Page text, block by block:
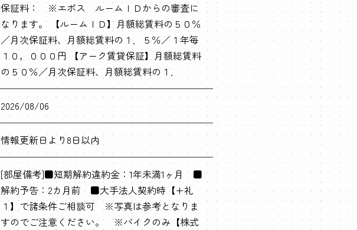
保証料： ※エポス ルームＩＤからの審査に
なります。 【ルームＩＤ】月額総賃料の５０％
／月次保証料、月額総賃料の１．５％／１年毎
１０，０００円 【アーク賃貸保証】月額総賃料
の５０％／月次保証料、月額総賃料の１．
2026/08/06
情報更新日より8日以内
[部屋備考]■短期解約違約金：1年未満1ヶ月 ■
解約予告：2カ月前 ■大手法人契約時【+礼
１】で諸条件ご相談可 ※写真は参考となりま
すのでご注意ください。 ※バイクのみ【株式